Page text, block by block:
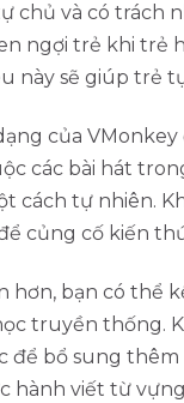
chủ và có trách
ngợi trẻ khi trẻ
này sẽ giúp trẻ
của
các bài hát
cách tự nhiên.
củng cố kiến
hơn, bạn có thể
truyền thống.
để bổ sung
hành viết từ